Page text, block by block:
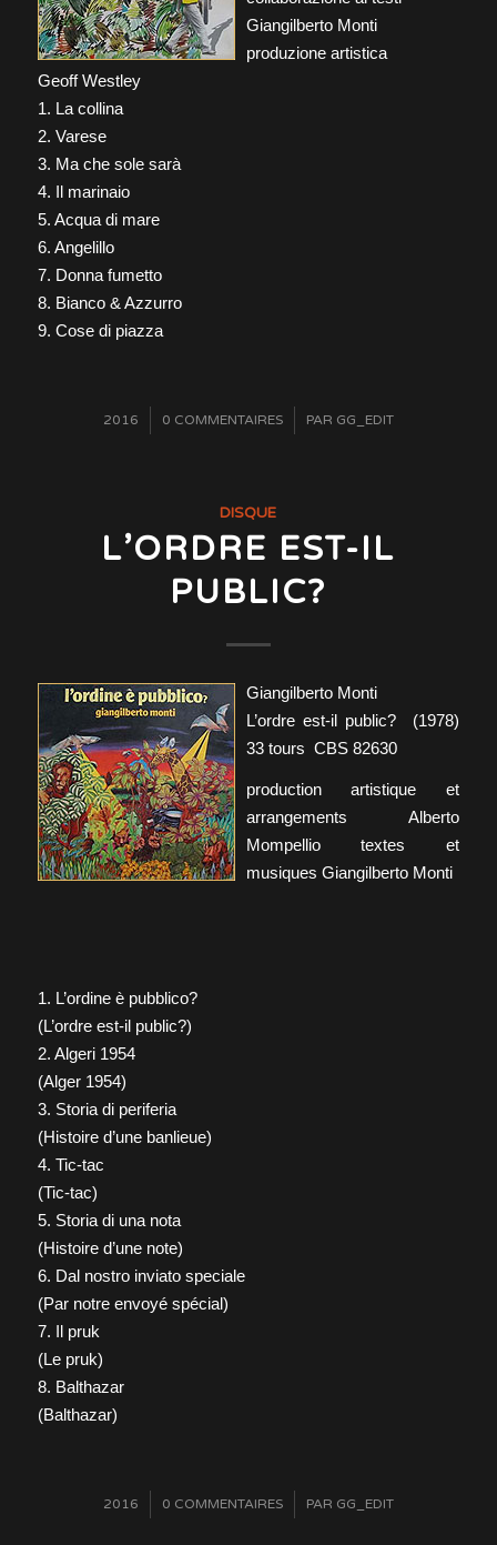
Giangilberto Monti
produzione artistica
Geoff Westley
1. La collina
2. Varese
3. Ma che sole sarà
4. Il marinaio
5. Acqua di mare
6. Angelillo
7. Donna fumetto
8. Bianco & Azzurro
9. Cose di piazza
2016 0 COMMENTAIRES
/ PAR GG_EDIT
DISQUE
L’ORDRE EST-IL
PUBLIC?
Giangilberto Monti
L’ordre est-il public? (1978)
33 tours CBS 82630
production artistique et
arrangements Alberto
Mompellio textes et
musiques Giangilberto Monti
1. L’ordine è pubblico?
(L’ordre est-il public?)
2. Algeri 1954
(Alger 1954)
3. Storia di periferia
(Histoire d’une banlieue)
4. Tic-tac
(Tic-tac)
5. Storia di una nota
(Histoire d’une note)
6. Dal nostro inviato speciale
(Par notre envoyé spécial)
7. Il pruk
(Le pruk)
8. Balthazar
(Balthazar)
2016 0 COMMENTAIRES
/ PAR GG_EDIT